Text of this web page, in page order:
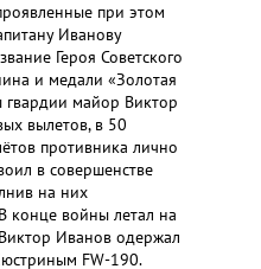
при этом
Иванову
Героя Советского
и медали «Золотая
майор Виктор
вылетов, в 50
противника лично
в совершенстве
на них
конце войны летал на
Иванов одержал
FW-190.